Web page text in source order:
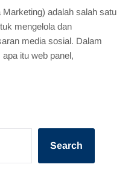
adalah salah satu
mengelola dan
media sosial. Dalam
itu web panel,
Search